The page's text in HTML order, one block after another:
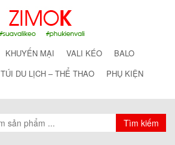
KHUYẾN MẠI VALI KÉO
BALO
TÚI DU LỊCH – THỂ THAO PHỤ KIỆN